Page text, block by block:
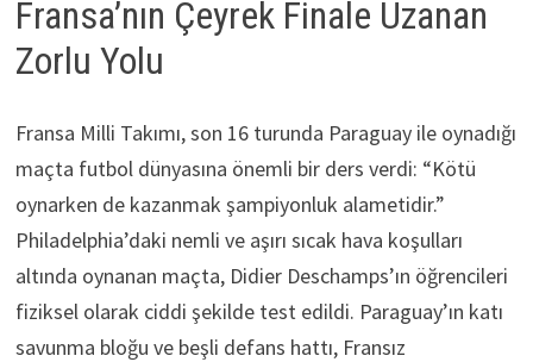
Fransa’nın Çeyrek Finale Uzanan
Zorlu Yolu
Fransa Milli Takımı, son 16 turunda Paraguay ile oynadığı
maçta futbol dünyasına önemli bir ders verdi: “Kötü
oynarken de kazanmak şampiyonluk alametidir.”
Philadelphia’daki nemli ve aşırı sıcak hava koşulları
altında oynanan maçta, Didier Deschamps’ın öğrencileri
fiziksel olarak ciddi şekilde test edildi. Paraguay’ın katı
savunma bloğu ve beşli defans hattı, Fransız